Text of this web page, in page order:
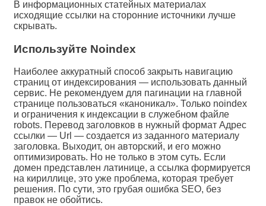
В информационных статейных материалах
исходящие ссылки на сторонние источники лучше
скрывать.
Используйте Noindex
Наиболее аккуратный способ закрыть навигацию
страниц от индексирования — использовать данный
сервис. Не рекомендуем для пагинации на главной
странице пользоваться «каноникал». Только noindex
и ограничения к индексации в служебном файле
robots. Перевод заголовков в нужный формат Адрес
ссылки — Url — создается из заданного материалу
заголовка. Выходит, он авторский, и его можно
оптимизировать. Но не только в этом суть. Если
домен представлен латинице, а ссылка формируется
на кириллице, это уже проблема, которая требует
решения. По сути, это грубая ошибка SEO, без
правок не обойтись.